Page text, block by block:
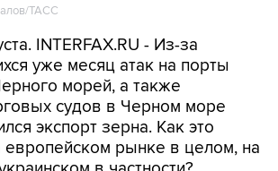
ТАСС
INTERFAX.RU - Из-за
уже месяц атак на порты
морей, а также
судов в Черном море
экспорт зерна. Как это
европейском рынке в целом, на